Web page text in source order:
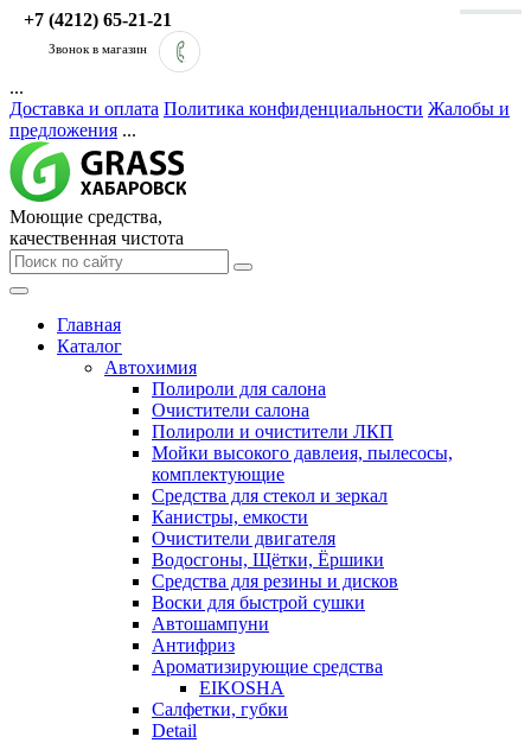
+7 (4212) 65-21-21
Звонок в магазин
...
Доставка и оплата Политика конфиденциальности Жалобы и
предложения ...
Моющие средства,
качественная чистота
Главная
Каталог
Автохимия
Полироли для салона
Очистители салона
Полироли и очистители ЛКП
Мойки высокого давлеия, пылесосы,
комплектующие
Средства для стекол и зеркал
Канистры, емкости
Очистители двигателя
Водосгоны, Щётки, Ёршики
Средства для резины и дисков
Воски для быстрой сушки
Автошампуни
Антифриз
Ароматизирующие средства
EIKOSHA
Салфетки, губки
Detail